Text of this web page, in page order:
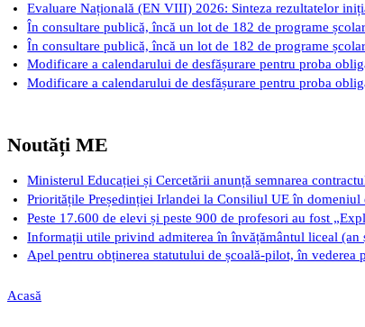
Evaluare Națională (EN VIII) 2026: Sinteza rezultatelor
În consultare publică, încă un lot de 182 de programe
În consultare publică, încă un lot de 182 de programe
Modificare a calendarului de desfășurare pentru proba
Modificare a calendarului de desfășurare pentru proba
Noutăți ME
Ministerul Educației și Cercetării anunță semnarea
Prioritățile Președinției Irlandei la Consiliul UE în
Peste 17.600 de elevi și peste 900 de profesori au fost
Informații utile privind admiterea în învățământul liceal (an
Apel pentru obținerea statutului de școală-pilot, în
Acasă